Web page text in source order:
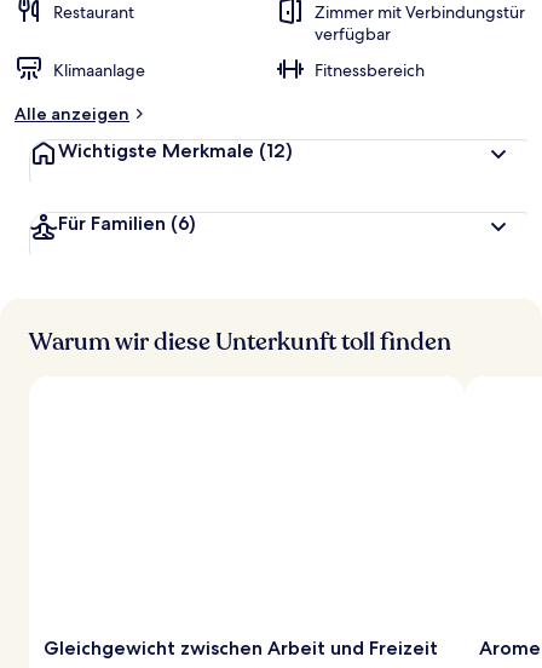
Restaurant
Zimmer mit Verbindungstür
verfügbar
Klimaanlage
Fitnessbereich
Alle anzeigen
Wichtigste Merkmale (12)
Für Familien (6)
Warum wir diese Unterkunft toll finden
Gleichgewicht zwischen Arbeit und Freizeit